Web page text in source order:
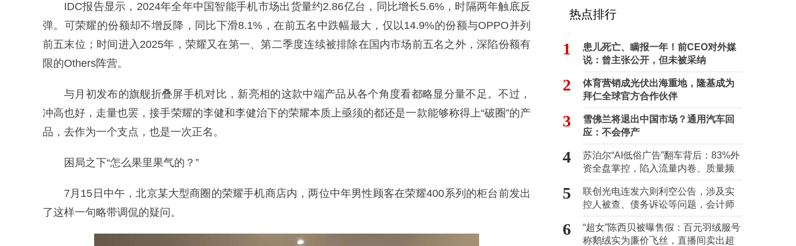
IDC报告显示，2024年全年中国智能手机市场出货量约2.86亿台，同比增长5.6%，时隔两年触底反
弹。可荣耀的份额却不增反降，同比下滑8.1%，在前五名中跌幅最大，仅以14.9%的份额与OPPO并列
前五末位；时间进入2025年，荣耀又在第一、第二季度连续被排除在国内市场前五名之外，深陷份额有
限的Others阵营。
与月初发布的旗舰折叠屏手机对比，新亮相的这款中端产品从各个角度看都略显分量不足。不过，
冲高也好，走量也罢，接手荣耀的李健和李健治下的荣耀本质上亟须的都还是一款能够称得上“破圈”的产
品，去作为一个支点，也是一次正名。
困局之下“怎么果里果气的？”
7月15日中午，北京某大型商圈的荣耀手机商店内，两位中年男性顾客在荣耀400系列的柜台前发出
了这样一句略带调侃的疑问。
热点排行
1
患儿死亡、瞒报一年！前CEO对外媒
说：曾主张公开，但未被采纳
2
体育营销成光伏出海重地，隆基成为
拜仁全球官方合作伙伴
3
雪佛兰将退出中国市场？通用汽车回
应：不会停产
4
苏泊尔“AI低俗广告”翻车背后：83%外
资全盘掌控，陷入流量内卷、质量频
发的负循环
5
联创光电连发六则利空公告，涉及实
控人被查、债务诉讼等问题，会计师
事务所曾出具“保留意见”
6
“超女”陈西贝被曝售假：百元羽绒服号
称鹅绒实为廉价飞丝，直播间卖出超